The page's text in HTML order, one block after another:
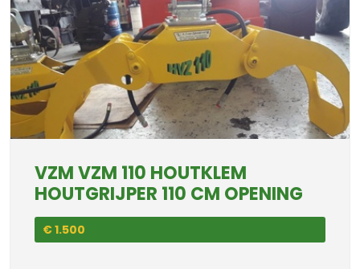
VZM VZM 110 HOUTKLEM
HOUTGRIJPER 110 CM OPENING
€ 1.500